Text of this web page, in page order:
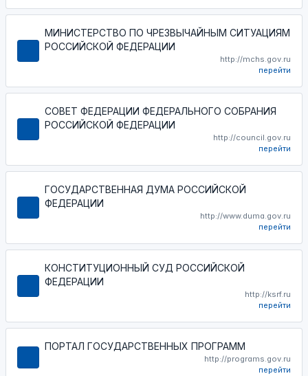
МИНИСТЕРСТВО ПО ЧРЕЗВЫЧАЙНЫМ СИТУАЦИЯМ
РОССИЙСКОЙ ФЕДЕРАЦИИ
http://mchs.gov.ru
перейти
СОВЕТ ФЕДЕРАЦИИ ФЕДЕРАЛЬНОГО СОБРАНИЯ
РОССИЙСКОЙ ФЕДЕРАЦИИ
http://council.gov.ru
перейти
ГОСУДАРСТВЕННАЯ ДУМА РОССИЙСКОЙ
ФЕДЕРАЦИИ
http://www.duma.gov.ru
перейти
КОНСТИТУЦИОННЫЙ СУД РОССИЙСКОЙ
ФЕДЕРАЦИИ
http://ksrf.ru
перейти
ПОРТАЛ ГОСУДАРСТВЕННЫХ ПРОГРАММ
http://programs.gov.ru
перейти